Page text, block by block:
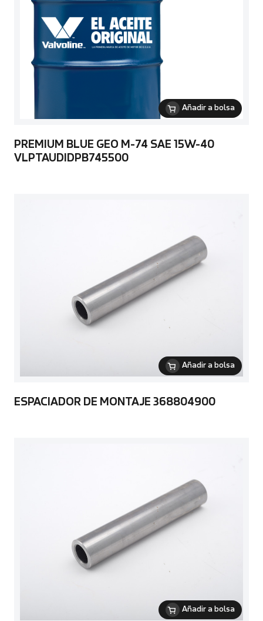
Añadir a bolsa
PREMIUM BLUE GEO M-74 SAE 15W-40
VLPTAUDIDPB745500
Añadir a bolsa
ESPACIADOR DE MONTAJE 368804900
Añadir a bolsa